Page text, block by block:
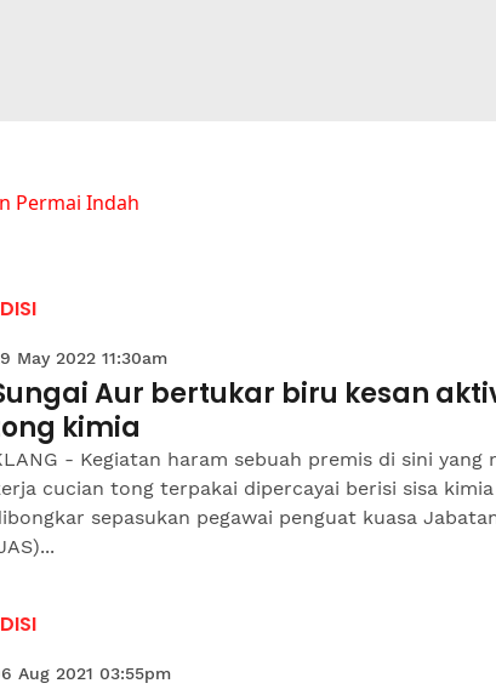
Permai Indah
May 2022 11:30am
Aur bertukar biru kesan
kimia
- Kegiatan haram sebuah premis di sini yang
cucian tong terpakai dipercayai berisi sisa
sepasukan pegawai penguat kuasa
Aug 2021 03:55pm